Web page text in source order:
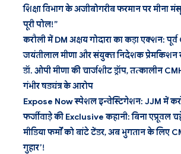
शिक्षा विभाग के अजीबोगरीब फरमान पर मीना
पूरी पोल!”
करौली में DM अक्षय गोदारा का कड़ा एक्शन: पूर्व
जयंतीलाल मीणा और संयुक्त निदेशक प्रेमकिशन
डॉ. ओपी मीणा की चार्जशीट ड्रॉप, तत्कालीन
गंभीर षड्यंत्र के आरोप
Expose Now स्पेशल इन्वेस्टिगेशन: JJM में
फर्जीवाड़े की Exclusive कहानी: बिना एप्रूवल
मीडिया फर्मों को बांटे टेंडर, अब भुगतान के लिए
गुहार’!